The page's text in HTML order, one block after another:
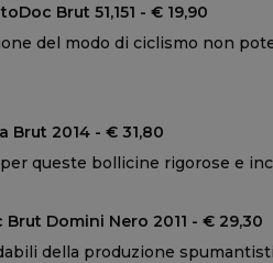
Brut 51,151 - € 19,90
del modo di ciclismo non
Brut 2014 - € 31,80
queste bollicine rigorose e
Domini Nero 2011 - € 29,30
della produzione